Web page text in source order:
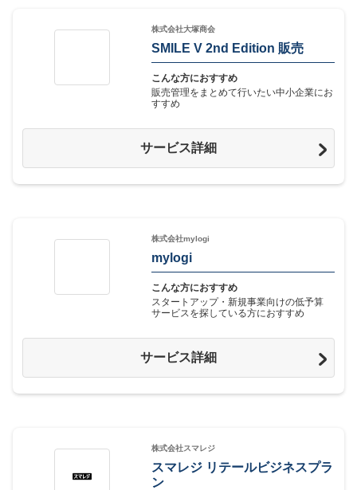
株式会社大塚商会
SMILE V 2nd Edition 販売
こんな方におすすめ
販売管理をまとめて行いたい中小企業にお
すすめ
サービス詳細
株式会社mylogi
mylogi
こんな方におすすめ
スタートアップ・新規事業向けの低予算
サービスを探している方におすすめ
サービス詳細
株式会社スマレジ
スマレジ リテールビジネスプラ
ン